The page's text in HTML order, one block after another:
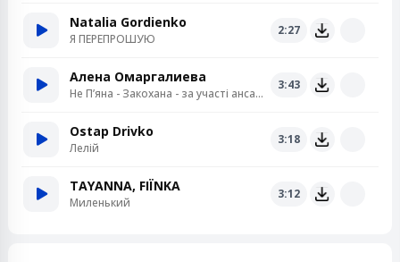
Natalia Gordienko
Я ПЕРЕПРОШУЮ
2:27
Алена Омаргалиева
Не Пʼяна - Закохана - за участі ансамблю «Кралиця»
3:43
Ostap Drivko
Лелій
3:18
TAYANNA, FIЇNKA
Миленький
3:12